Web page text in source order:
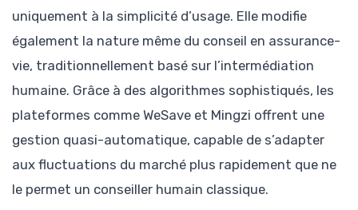
uniquement à la simplicité d’usage. Elle modifie
également la nature même du conseil en assurance-
vie, traditionnellement basé sur l’intermédiation
humaine. Grâce à des algorithmes sophistiqués, les
plateformes comme WeSave et Mingzi offrent une
gestion quasi-automatique, capable de s’adapter
aux fluctuations du marché plus rapidement que ne
le permet un conseiller humain classique.